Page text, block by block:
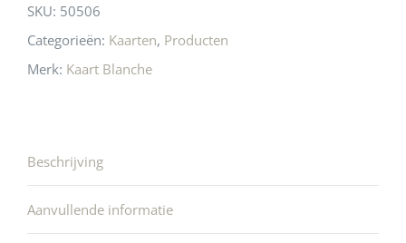
SKU: 50506
Categorieën: Kaarten, Producten
Merk: Kaart Blanche
Beschrijving
Aanvullende informatie